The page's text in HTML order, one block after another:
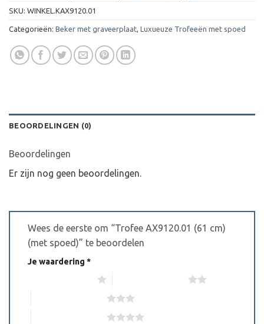
SKU: WINKEL.KAX9120.01
Categorieën: Beker met graveerplaat, Luxueuze Trofeeën met spoed
BEOORDELINGEN (0)
Beoordelingen
Er zijn nog geen beoordelingen.
Wees de eerste om “Trofee AX9120.01 (61 cm)
(met spoed)” te beoordelen
Je waardering *